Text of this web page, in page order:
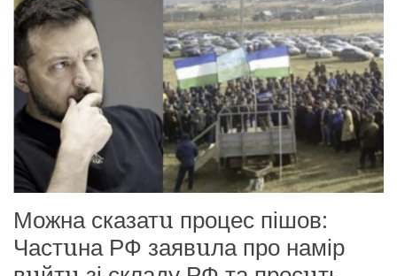
Можна сказатu процес пішов:
Частuна РФ заявuла про намір